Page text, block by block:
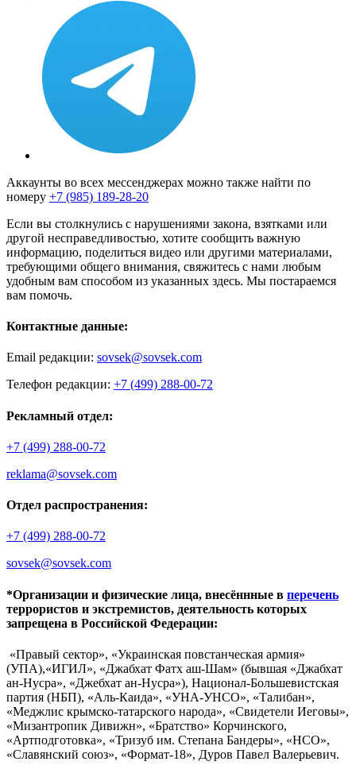
Аккаунты во всех мессенджерах можно также найти по
номеру +7 (985) 189-28-20
Если вы столкнулись с нарушениями закона, взятками или
другой несправедливостью, хотите сообщить важную
информацию, поделиться видео или другими материалами,
требующими общего внимания, свяжитесь с нами любым
удобным вам способом из указанных здесь. Мы постараемся
вам помочь.
Контактные данные:
Email редакции: sovsek@sovsek.com
Телефон редакции: +7 (499) 288-00-72
Рекламный отдел:
+7 (499) 288-00-72
reklama@sovsek.com
Отдел распространения:
+7 (499) 288-00-72
sovsek@sovsek.com
*Организации и физические лица, внесённные в перечень
террористов и экстремистов, деятельность которых
запрещена в Российской Федерации:
«Правый сектор», «Украинская повстанческая армия»
(УПА),«ИГИЛ», «Джабхат Фатх аш-Шам» (бывшая «Джабхат
ан-Нусра», «Джебхат ан-Нусра»), Национал-Большевистская
партия (НБП), «Аль-Каида», «УНА-УНСО», «Талибан»,
«Меджлис крымско-татарского народа», «Свидетели Иеговы»,
«Мизантропик Дивижн», «Братство» Корчинского,
«Артподготовка», «Тризуб им. Степана Бандеры», «НСО»,
«Славянский союз», «Формат-18», Дуров Павел Валерьевич.